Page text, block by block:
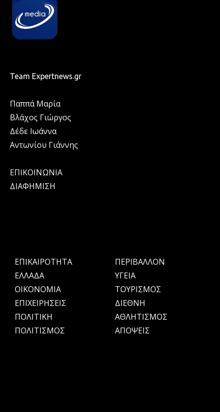
Team Expertnews.gr
Παππά Μαρία
Βλάχος Γιώργος
Δέδε Ιωάννα
Αντωνίου Γιάννης
ΕΠΙΚΟΙΝΩΝΙΑ
ΔΙΑΦΗΜΙΣΗ
ΕΠΙΚΑΙΡΟΤΗΤΑ
ΕΛΛΑΔΑ
OIKONOMIA
ΕΠΙΧΕΙΡΗΣΕΙΣ
ΠΟΛΙΤΙΚΗ
ΠΟΛΙΤΙΣΜΟΣ
ΠΕΡΙΒΑΛΛΟΝ
ΥΓΕΙΑ
ΤΟΥΡΙΣΜΟΣ
ΔΙΕΘΝΗ
ΑΘΛΗΤΙΣΜΟΣ
ΑΠΟΨΕΙΣ